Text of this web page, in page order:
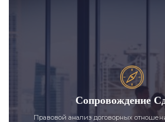
Сопровождение
Правовой анализ договорных